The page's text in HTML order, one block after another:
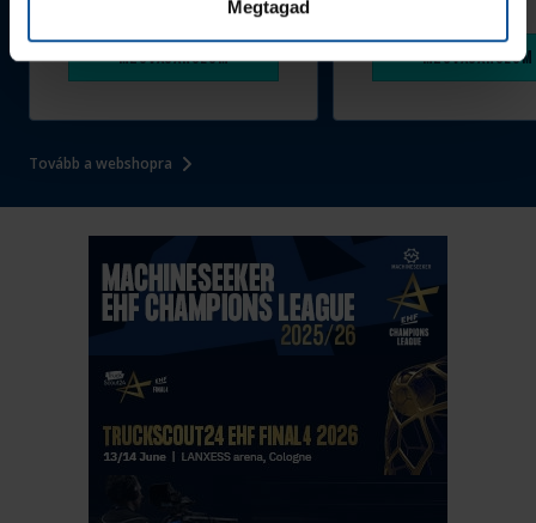
Megtagad
Tovább a webshopra
Megvásárolom Megvásárolom